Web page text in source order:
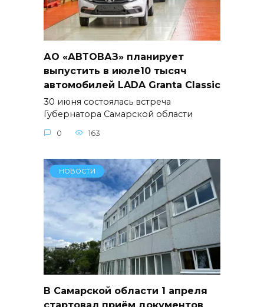
АО «АВТОВАЗ» планирует
выпустить в июле10 тысяч
автомобилей LADA Granta Classic
30 июня состоялась встреча
Губернатора Самарской области
0 163
НОВОСТИ
В Самарской области 1 апреля
стартовал приём документов